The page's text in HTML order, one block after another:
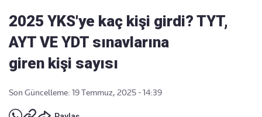
2025 YKS'ye kaç kişi girdi? TYT,
AYT VE YDT sınavlarına
giren kişi sayısı
Son Güncelleme: 19 Temmuz, 2025 - 14:39